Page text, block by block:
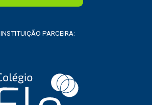
INSTITUIÇÃO PARCEIRA: